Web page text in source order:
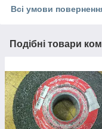
Всі умови
Подібні товари